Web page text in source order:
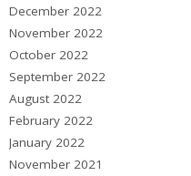
December 2022
November 2022
October 2022
September 2022
August 2022
February 2022
January 2022
November 2021